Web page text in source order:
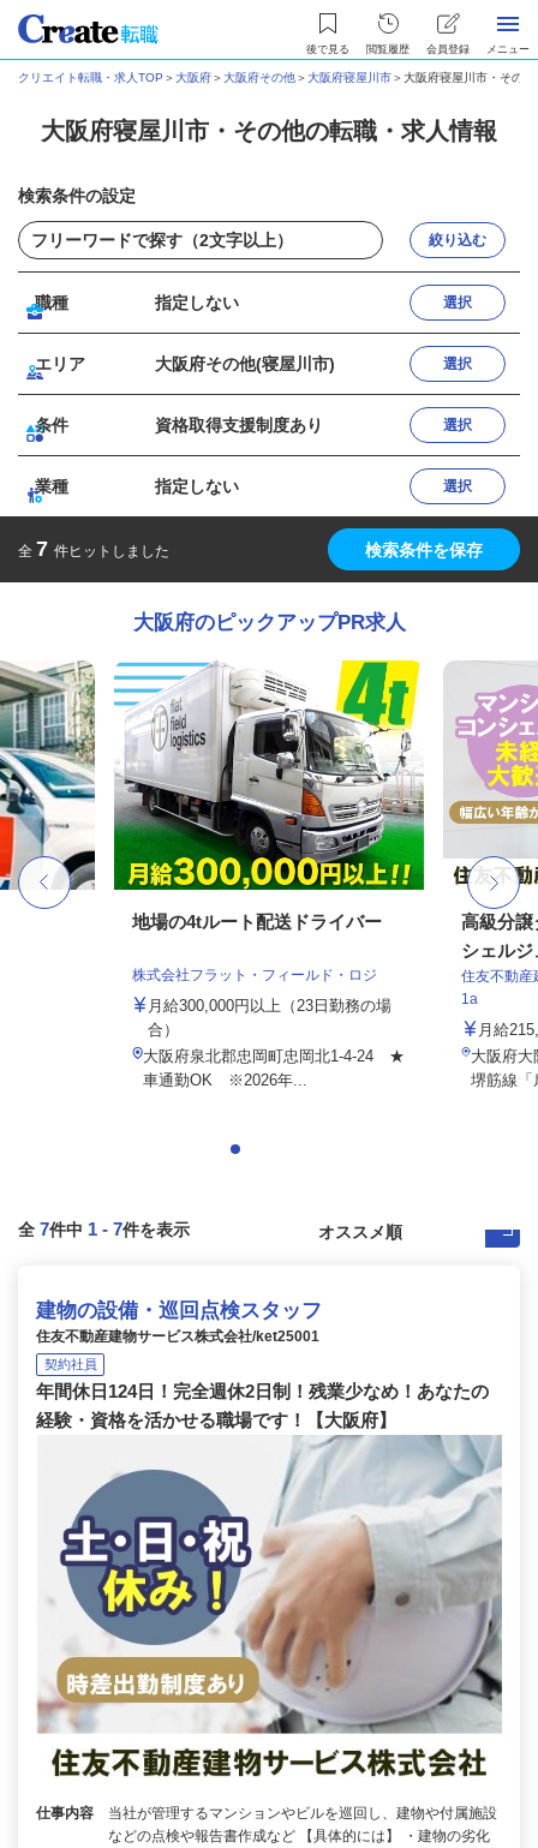
後で見る 閲覧履歴 会員登録 メニュー
クリエイト転職・求人TOP ＞大阪府＞大阪府その他＞大阪府寝屋川市＞大阪府寝屋川市・その
大阪府寝屋川市・その他の転職・求人情報
検索条件の設定
絞り込む
職種 指定しない 選択
エリア 大阪府その他(寝屋川市) 選択
条件 資格取得支援制度あり 選択
業種 指定しない 選択
全 7 件ヒットしました 検索条件を保存
大阪府のピックアップPR求人
地場の4tルート配送ドライバー
株式会社フラット・フィールド・ロジ
月給300,000円以上（23日勤務の場
合）
大阪府泉北郡忠岡町忠岡北1-4-24 ★
車通勤OK ※2026年...
高級分譲
シェルジ
住友不動産
1a
月給
大阪府
堺筋線「
全 7件中 1 - 7件を表示
建物の設備・巡回点検スタッフ
住友不動産建物サービス株式会社/ket25001
契約社員
年間休日124日！完全週休2日制！残業少なめ！あなたの
経験・資格を活かせる職場です！【大阪府】
仕事内容
当社が管理するマンションやビルを巡回し、建物や付属施設
などの点検や報告書作成など 【具体的には】 ・建物の劣化